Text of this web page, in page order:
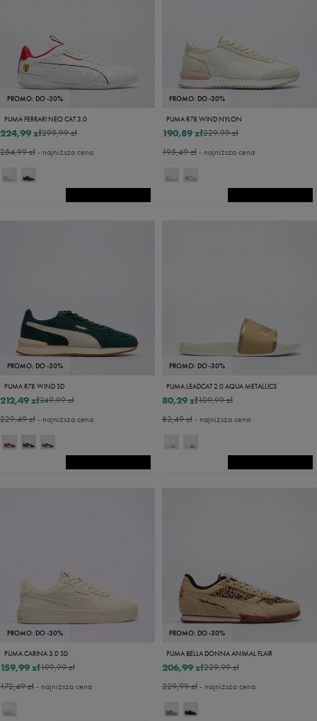
PROMO: DO -30%
PUMA FERRARI NEO CAT 3.0
299,99 zł
224,99 zł
254,99 zł- najniższa cena
PROMO: DO -30%
PUMA R78 WIND NYLON
229,99 zł
190,89 zł
195,49 zł- najniższa cena
PROMO: DO -30%
PUMA R78 WIND SD
249,99 zł
212,49 zł
229,49 zł- najniższa cena
PROMO: DO -30%
PUMA LEADCAT 2.0 AQUA METALLICS
109,99 zł
80,29 zł
82,49 zł- najniższa cena
PROMO: DO -30%
PUMA CARINA 3.0 SD
199,99 zł
159,99 zł
172,49 zł- najniższa cena
PROMO: DO -30%
PUMA BELLA DONNA ANIMAL FLAIR
229,99 zł
206,99 zł
229,99 zł- najniższa cena